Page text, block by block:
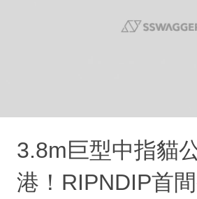
3.8m巨型中指貓
港！RIPNDIP首